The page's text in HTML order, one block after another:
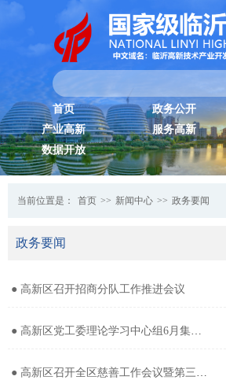
首页 政务公开
产业高新
服务高新
数据开放
当前位置是： 首页 >> 新闻中心 >> 政务要闻
政务要闻
● 高新区召开招商分队工作推进会议
● 高新区党工委理论学习中心组6月集体学习研讨（扩大）会议召开
● 高新区召开全区慈善工作会议暨第三届“善行齐鲁·与爱同行”网络募捐山东专场启动会议